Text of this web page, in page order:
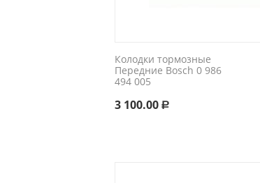
Колодки тормозные
Передние Bosch 0 986
494 005
3 100.00 Р